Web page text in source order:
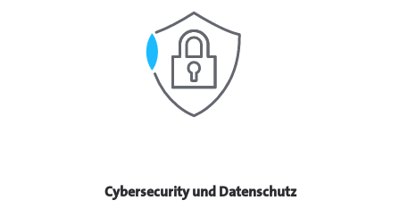
Cybersecurity und Datenschutz